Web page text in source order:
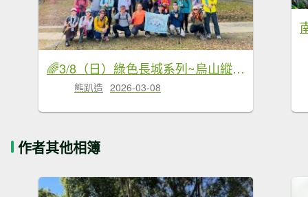
🌈3/8（日）綠色長城系列~烏山縱走✨FB：熊熊趴爬走🌈
熊趴造 2026-03-08
作者其他相簿